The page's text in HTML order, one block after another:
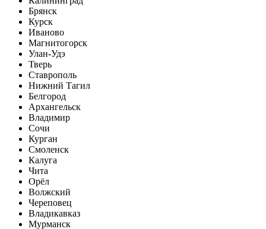
Брянск
Курск
Иваново
Магнитогорск
Улан-Удэ
Тверь
Ставрополь
Нижний Тагил
Белгород
Архангельск
Владимир
Сочи
Курган
Смоленск
Калуга
Чита
Орёл
Волжский
Череповец
Владикавказ
Мурманск